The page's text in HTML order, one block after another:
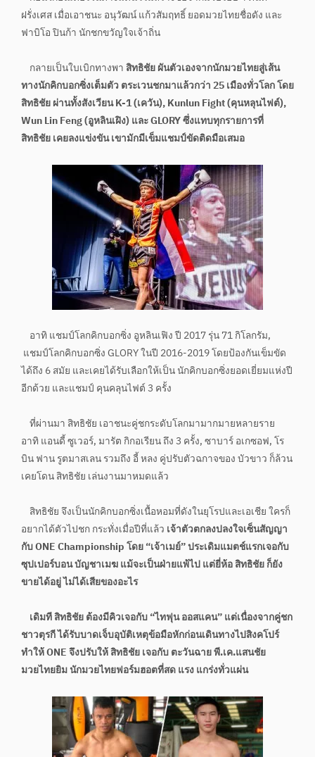
ฝรั่งเศส เมื่อเอาชนะ อนุวัฒน์ แก้วสัมฤทธิ์ ยอดมวยไทยชื่อดัง และ
ฟาบิโอ ปินก้า นักชกขวัญใจเจ้าถิ่น
กลายเป็นใบเบิกทางพาสิทธิชัย ผันตัวเองจากนักมวยไทยสู่เส้น
ทางนักคิกบอกซิ่งเต็มตัว ตระเวนชกมาแล้วกว่า 25 เมืองทั่วโลก โดย
สิทธิชัย ผ่านทั้งสังเวียน K-1 (เควัน), Kunlun Fight (คุนหลุนไฟต์),
Wun Lin Feng (อูหลินเฝิง) และ GLORY ซึ่งแทบทุกรายการที่
สิทธิชัย เคยลงแข่งขัน เขามักมีเข็มแชมป์ขัดติดมือเสมอ
อาทิ แชมป์โลกคิกบอกซิ่ง อูหลินเฟิง ปี 2017 รุ่น 71 กิโลกรัม,
แชมป์โลกคิกบอกซิ่ง GLORY ในปี 2016-2019 โดยป้องกันเข็มขัด
ได้ถึง 6 สมัย และเคยได้รับเลือกให้เป็น นักคิกบอกซิ่งยอดเยี่ยมแห่งปี
อีกด้วย และแชมป์ คุนคลุนไฟต์ 3 ครั้ง
ที่ผ่านมา สิทธิชัย เอาชนะคู่ชกระดับโลกมามากมายหลายราย
อาทิ แอนดี้ ซูเวอร์, มารัต กิกอเรียน ถึง 3 ครั้ง, ซาบาร์ อเกซอฟ, โร
บิน ฟาน รูตมาสเลน รวมถึง อี้ หลง คู่ปรับตัวฉกาจของ บัวขาว ก็ล้วน
เคยโดน สิทธิชัย เล่นงานมาหมดแล้ว
สิทธิชัย จึงเป็นนักคิกบอกซิ่งเนื้อหอมที่ดังในยุโรปและเอเชีย ใครก็
อยากได้ตัวไปชก กระทั่งเมื่อปีที่แล้ว เจ้าตัวตกลงปลงใจเซ็นสัญญา
กับ ONE Championship โดย “เจ้าเมย์” ประเดิมแมตช์แรกเจอกับ
ซุปเปอร์บอน บัญชาเมฆ แม้จะเป็นฝ่ายแพ้ไป แต่ยี่ห้อ สิทธิชัย ก็ยัง
ขายได้อยู่ ไม่ได้เสียของอะไร
เดิมที สิทธิชัย ต้องมีคิวเจอกับ “ไทฟุน ออสแคน” แต่เนื่องจากคู่ชก
ชาวตุรกี ได้รับบาดเจ็บอุบัติเหตุข้อมือหักก่อนเดินทางไปสิงคโปร์
ทำให้ ONE จึงปรับให้ สิทธิชัย เจอกับ ตะวันฉาย พี.เค.แสนชัย
มวยไทยยิม นักมวยไทยฟอร์มฮอตที่สด แรง แกร่งทั่วแผ่น